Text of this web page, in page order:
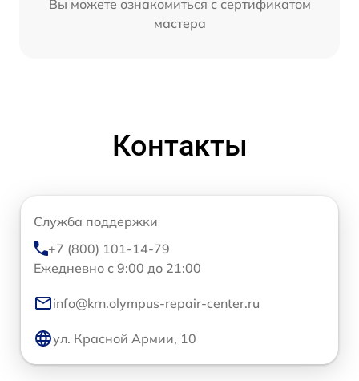
Вы можете ознакомиться с сертификатом
мастера
Контакты
Служба поддержки
+7 (800) 101-14-79
Ежедневно с 9:00 до 21:00
info@krn.olympus-repair-center.ru
ул. Красной Армии, 10